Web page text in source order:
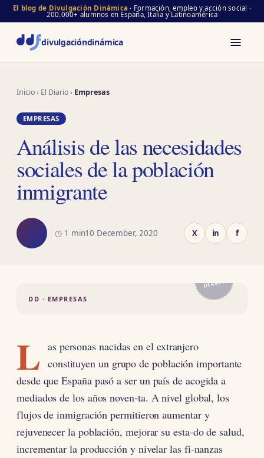
El blog de Divulgación Dinámica · Formación, empleo y acción social ·
200.000+ alumnos en España, Italia y Latinoamérica
divulgacióndinámica
Inicio› El Diario› Empresas
EMPRESAS
Análisis de las necesidades
sociales de la población
inmigrante
◷ 1 min10 December, 2020 X in f
DD · EMPRESAS
DIARIO
L as personas nacidas en el extranjero
constituyen un grupo de población importante
desde que España pasó a ser un país de acogida a
mediados de los años noven-ta. A nivel global, los
flujos de inmigración permitieron aumentar y
rejuvenecer la población, mejorar su esta-do de salud,
incrementar la producción y nivelar las fi-nanzas